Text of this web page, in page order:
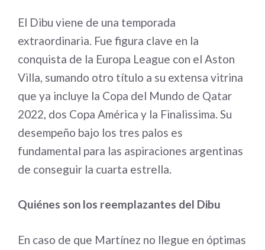
El Dibu viene de una temporada
extraordinaria. Fue figura clave en la
conquista de la Europa League con el Aston
Villa, sumando otro título a su extensa vitrina
que ya incluye la Copa del Mundo de Qatar
2022, dos Copa América y la Finalissima. Su
desempeño bajo los tres palos es
fundamental para las aspiraciones argentinas
de conseguir la cuarta estrella.
Quiénes son los reemplazantes del Dibu
En caso de que Martínez no llegue en óptimas